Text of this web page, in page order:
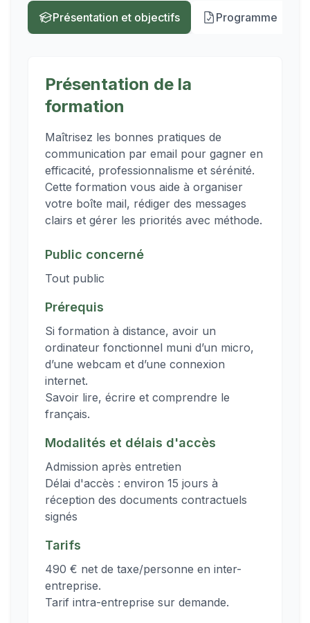
Présentation et objectifs Programme
Présentation de la
formation
Maîtrisez les bonnes pratiques de
communication par email pour gagner en
efficacité, professionnalisme et sérénité.
Cette formation vous aide à organiser
votre boîte mail, rédiger des messages
clairs et gérer les priorités avec méthode.
Public concerné
Tout public
Prérequis
Si formation à distance, avoir un
ordinateur fonctionnel muni d’un micro,
d’une webcam et d’une connexion
internet.
Savoir lire, écrire et comprendre le
français.
Modalités et délais d'accès
Admission après entretien
Délai d'accès : environ 15 jours à
réception des documents contractuels
signés
Tarifs
490 € net de taxe/personne en inter-
entreprise.
Tarif intra-entreprise sur demande.